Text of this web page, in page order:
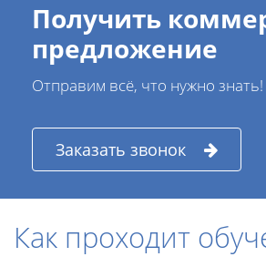
Получить
предложение
Отправим всё, что нужно знать!
Заказать звонок
Как проходит